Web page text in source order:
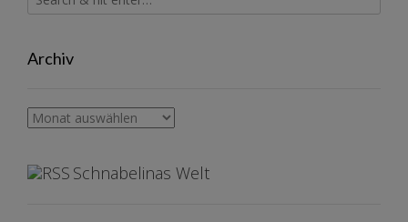
Archiv
Archiv
Schnabelinas Welt